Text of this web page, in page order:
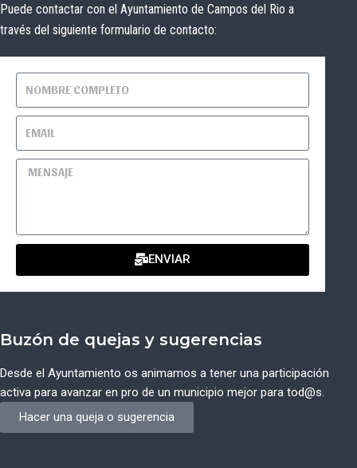
Puede contactar con el Ayuntamiento de Campos del Rio a
través del siguiente formulario de contacto:
ENVIAR
Buzón de quejas y sugerencias
Desde el Ayuntamiento os animamos a tener una participación
activa para avanzar en pro de un municipio mejor para tod@s.
Hacer una queja o sugerencia